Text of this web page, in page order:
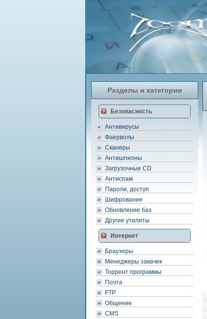
Разделы и категории
Безопасность
Антивирусы
Фаерволы
Сканеры
Антишпионы
Загрузочные CD
Антиспам
Пароли, доступ
Шифрование
Обновление баз
Другие утилиты
Интернет
Браузеры
Менеджеры закачек
Торрент программы
Почта
FTP
Общение
CMS